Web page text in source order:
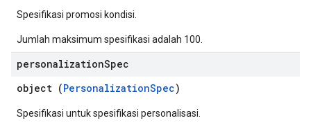
Spesifikasi promosi kondisi.
Jumlah maksimum spesifikasi adalah 100.
personalizationSpec
object (PersonalizationSpec)
Spesifikasi untuk spesifikasi personalisasi.